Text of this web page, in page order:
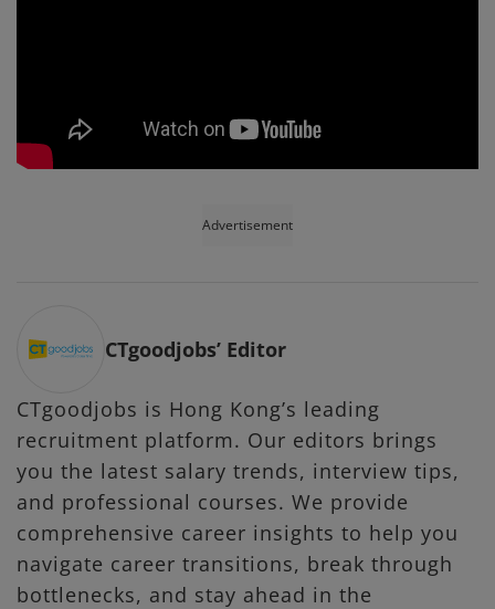
Advertisement
CTgoodjobs’ Editor
CTgoodjobs is Hong Kong’s leading
recruitment platform. Our editors brings
you the latest salary trends, interview tips,
and professional courses. We provide
comprehensive career insights to help you
navigate career transitions, break through
bottlenecks, and stay ahead in the